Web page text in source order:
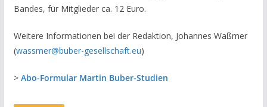
Bandes, für Mitglieder ca. 12 Euro.
Weitere Informationen bei der Redaktion, Johannes Waßmer
(wassmer@buber-gesellschaft.eu)
> Abo-Formular Martin Buber-Studien